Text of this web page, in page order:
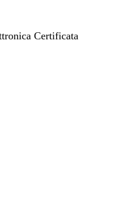
Certificata